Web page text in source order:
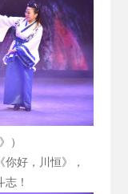
）
好，川恒》，
！